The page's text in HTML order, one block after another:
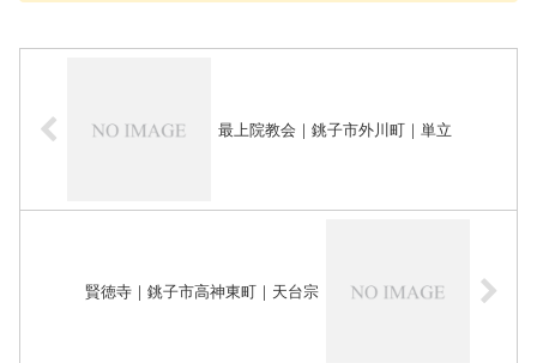
最上院教会｜銚子市外川町｜単立
賢徳寺｜銚子市高神東町｜天台宗